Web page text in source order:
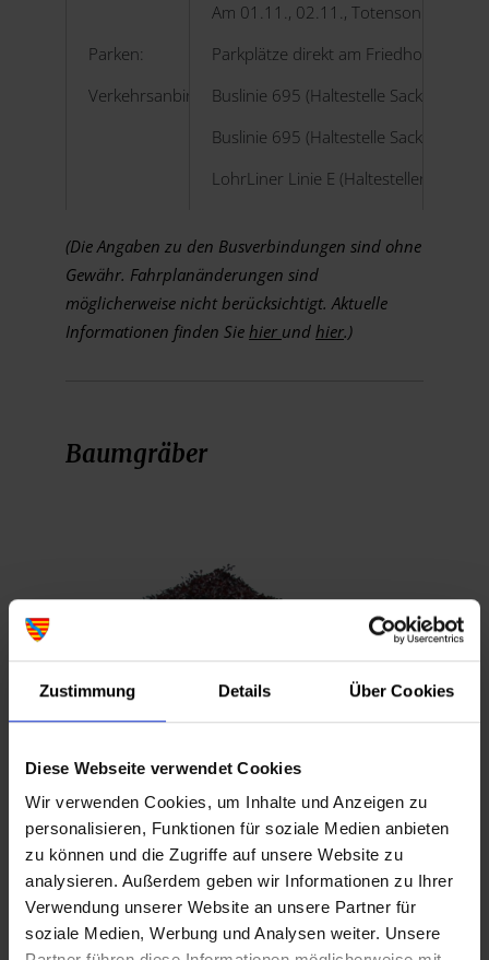
Zustimmung Details Über Cookies
Diese Webseite verwendet Cookies
Wir verwenden Cookies, um Inhalte und Anzeigen zu
personalisieren, Funktionen für soziale Medien anbieten
zu können und die Zugriffe auf unsere Website zu
analysieren. Außerdem geben wir Informationen zu Ihrer
Verwendung unserer Website an unsere Partner für
soziale Medien, Werbung und Analysen weiter. Unsere
Am 01.11., 02.11., Totensonntag
Parkplätze direkt am Friedhof
Buslinie 695 (Haltestelle
Buslinie 695 (Haltestelle Sackenbach
LohrLiner Linie E (Haltestellen wie
Parken:
Verkehrsanbindung:
(Die Angaben zu den Busverbindungen sind ohne
Gewähr. Fahrplanänderungen sind
möglicherweise nicht berücksichtigt. Aktuelle
Informationen finden Sie hier und hier.)
Baumgräber